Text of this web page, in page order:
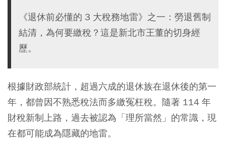
《退休前必懂的 3 大稅務地雷》之一：勞退舊制
結清，為何要繳稅？這是新北市王董的切身經
歷。
根據財政部統計，超過六成的退休族在退休後的第一
年，都曾因不熟悉稅法而多繳冤枉稅。隨著 114 年
財稅新制上路，過去被認為「理所當然」的常識，現
在都可能成為隱藏的地雷。